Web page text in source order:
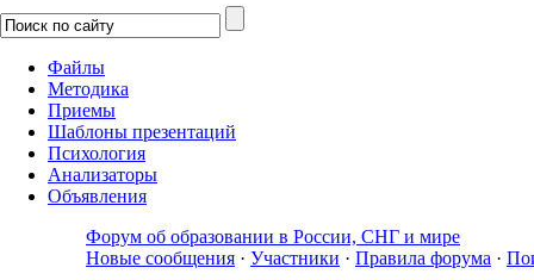
Файлы
Методика
Приемы
Шаблоны презентаций
Психология
Анализаторы
Объявления
Форум об образовании в России, СНГ и мире
Новые сообщения · Участники · Правила форума ·